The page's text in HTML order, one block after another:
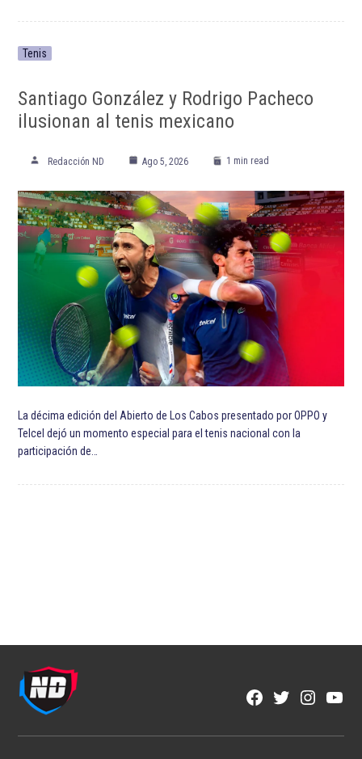
Tenis
Santiago González y Rodrigo Pacheco
ilusionan al tenis mexicano
Redacción ND Ago 5, 2026 1 min read
La décima edición del Abierto de Los Cabos presentado por OPPO y
Telcel dejó un momento especial para el tenis nacional con la
participación de…
Facebook
Twitter